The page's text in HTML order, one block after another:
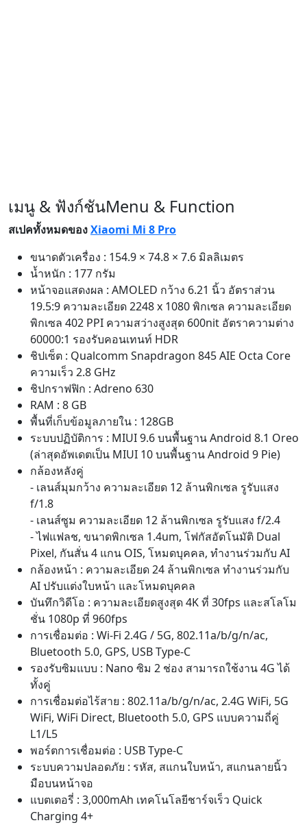
เมนู & ฟังก์ชันMenu & Function
สเปคทั้งหมดของXiaomi Mi 8 Pro
ขนาดตัวเครื่อง : 154.9 × 74.8 × 7.6 มิลลิเมตร
น้ำหนัก : 177 กรัม
หน้าจอแสดงผล : AMOLED กว้าง 6.21 นิ้ว อัตราส่วน
19.5:9 ความละเอียด 2248 x 1080 พิกเซล ความละเอียด
พิกเซล 402 PPI ความสว่างสูงสุด 600nit อัตราความต่าง
60000:1 รองรับคอนเทนท์ HDR
ชิปเซ็ต : Qualcomm Snapdragon 845 AIE Octa Core
ความเร็ว 2.8 GHz
ชิปกราฟฟิก : Adreno 630
RAM : 8 GB
พื้นที่เก็บข้อมูลภายใน : 128GB
ระบบปฏิบัติการ : MIUI 9.6 บนพื้นฐาน Android 8.1 Oreo
(ล่าสุดอัพเดตเป็น MIUI 10 บนพื้นฐาน Android 9 Pie)
กล้องหลังคู่
- เลนส์มุมกว้าง ความละเอียด 12 ล้านพิกเซล รูรับแสง
f/1.8
- เลนส์ซูม ความละเอียด 12 ล้านพิกเซล รูรับแสง f/2.4
- ไฟแฟลช, ขนาดพิกเซล 1.4um, โฟกัสอัตโนมัติ Dual
Pixel, กันสั่น 4 แกน OIS, โหมดบุคคล, ทำงานร่วมกับ AI
กล้องหน้า : ความละเอียด 24 ล้านพิกเซล ทำงานร่วมกับ
AI ปรับแต่งใบหน้า และโหมดบุคคล
บันทึกวิดีโอ : ความละเอียดสูงสุด 4K ที่ 30fps และสโลโม
ชั่น 1080p ที่ 960fps
การเชื่อมต่อ : Wi-Fi 2.4G / 5G, 802.11a/b/g/n/ac,
Bluetooth 5.0, GPS, USB Type-C
รองรับซิมแบบ : Nano ซิม 2 ช่อง สามารถใช้งาน 4G ได้
ทั้งคู่
การเชื่อมต่อไร้สาย : 802.11a/b/g/n/ac, 2.4G WiFi, 5G
WiFi, WiFi Direct, Bluetooth 5.0, GPS แบบความถี่คู่
L1/L5
พอร์ตการเชื่อมต่อ : USB Type-C
ระบบความปลอดภัย : รหัส, สแกนใบหน้า, สแกนลายนิ้ว
มือบนหน้าจอ
แบตเตอรี่ : 3,000mAh เทคโนโลยีชาร์จเร็ว Quick
Charging 4+